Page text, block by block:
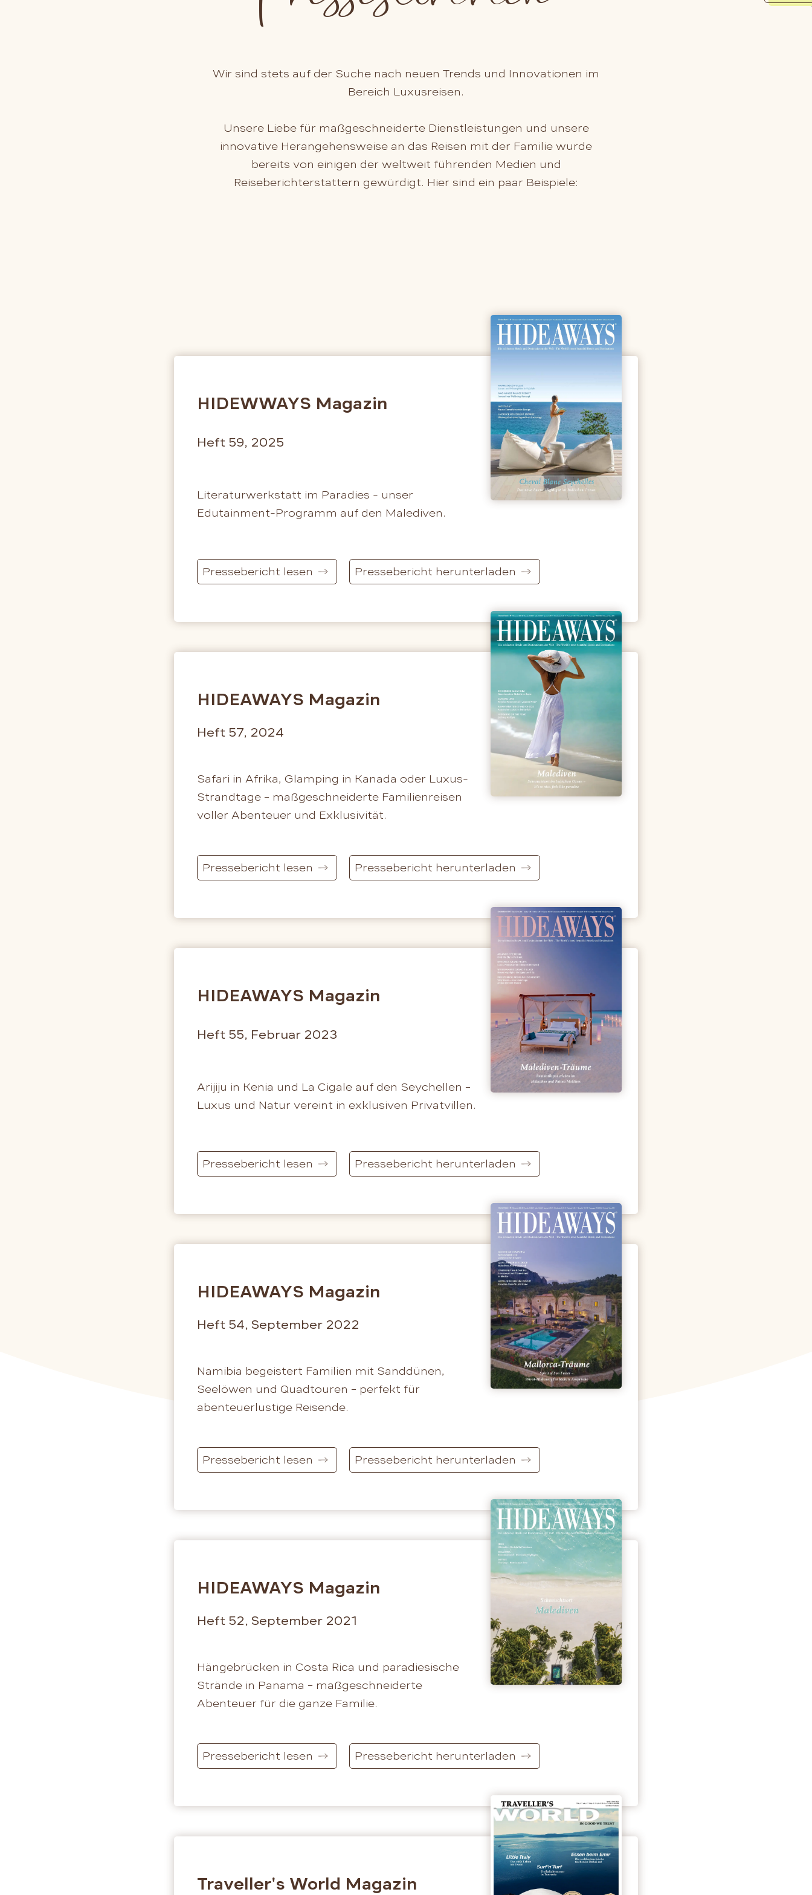
Wir sind stets auf der Suche nach neuen Trends und Innovationen im
Bereich Luxusreisen.
Unsere Liebe für maßgeschneiderte Dienstleistungen und unsere
innovative Herangehensweise an das Reisen mit der Familie wurde
bereits von einigen der weltweit führenden Medien und
Reiseberichterstattern gewürdigt. Hier sind ein paar Beispiele:
HIDEWWAYS Magazin
Heft 59, 2025
Literaturwerkstatt im Paradies - unser
Edutainment-Programm auf den Malediven.
Pressebericht lesen Pressebericht herunterladen
HIDEAWAYS Magazin
Heft 57, 2024
Safari in Afrika, Glamping in Kanada oder Luxus-
Strandtage – maßgeschneiderte Familienreisen
voller Abenteuer und Exklusivität.
Pressebericht lesen Pressebericht herunterladen
HIDEAWAYS Magazin
Heft 55, Februar 2023
Arijiju in Kenia und La Cigale auf den Seychellen –
Luxus und Natur vereint in exklusiven Privatvillen.
Pressebericht lesen Pressebericht herunterladen
HIDEAWAYS Magazin
Heft 54, September 2022
Namibia begeistert Familien mit Sanddünen,
Seelöwen und Quadtouren – perfekt für
abenteuerlustige Reisende.
Pressebericht lesen Pressebericht herunterladen
HIDEAWAYS Magazin
Heft 52, September 2021
Hängebrücken in Costa Rica und paradiesische
Strände in Panama – maßgeschneiderte
Abenteuer für die ganze Familie.
Pressebericht lesen Pressebericht herunterladen
Traveller's World Magazin